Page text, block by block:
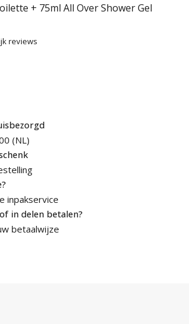
+ 75ml All Over Shower Gel
reviews
(NL)
inpakservice
in delen betalen?
betaalwijze